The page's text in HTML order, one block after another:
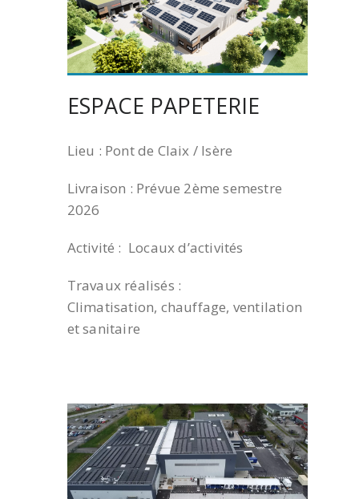
ESPACE PAPETERIE
Lieu : Pont de Claix / Isère
Livraison : Prévue 2ème semestre
2026
Activité : Locaux d’activités
Travaux réalisés :
Climatisation, chauffage, ventilation
et sanitaire